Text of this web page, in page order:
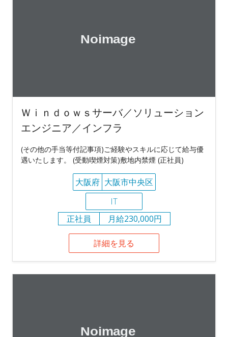
Ｗｉｎｄｏｗｓサーバ／ソリューション
エンジニア／インフラ
(その他の手当等付記事項)ご経験やスキルに応じて給与優
遇いたします。 (受動喫煙対策)敷地内禁煙 (正社員)
大阪府 大阪市中央区
IT
正社員
月給230,000円
詳細を見る